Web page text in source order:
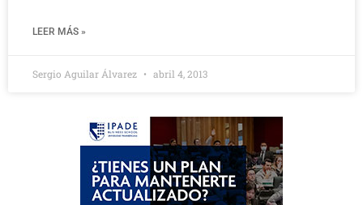
LEER MÁS »
Sergio Aguilar Álvarez abril 4, 2013